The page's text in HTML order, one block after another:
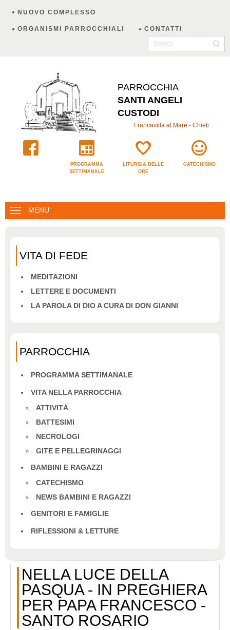
NUOVO COMPLESSO
ORGANISMI PARROCCHIALI CONTATTI
PARROCCHIA
SANTI ANGELI
CUSTODI
Francavilla al Mare - Chieti
PROGRAMMA
SETTIMANALE
LITURGIA DELLE
ORE
CATECHISMO
MENU'
VITA DI FEDE
MEDITAZIONI
LETTERE E DOCUMENTI
LA PAROLA DI DIO A CURA DI DON GIANNI
PARROCCHIA
PROGRAMMA SETTIMANALE
VITA NELLA PARROCCHIA
ATTIVITÀ
BATTESIMI
NECROLOGI
GITE E PELLEGRINAGGI
BAMBINI E RAGAZZI
CATECHISMO
NEWS BAMBINI E RAGAZZI
GENITORI E FAMIGLIE
RIFLESSIONI & LETTURE
NELLA LUCE DELLA
PASQUA - IN PREGHIERA
PER PAPA FRANCESCO -
SANTO ROSARIO